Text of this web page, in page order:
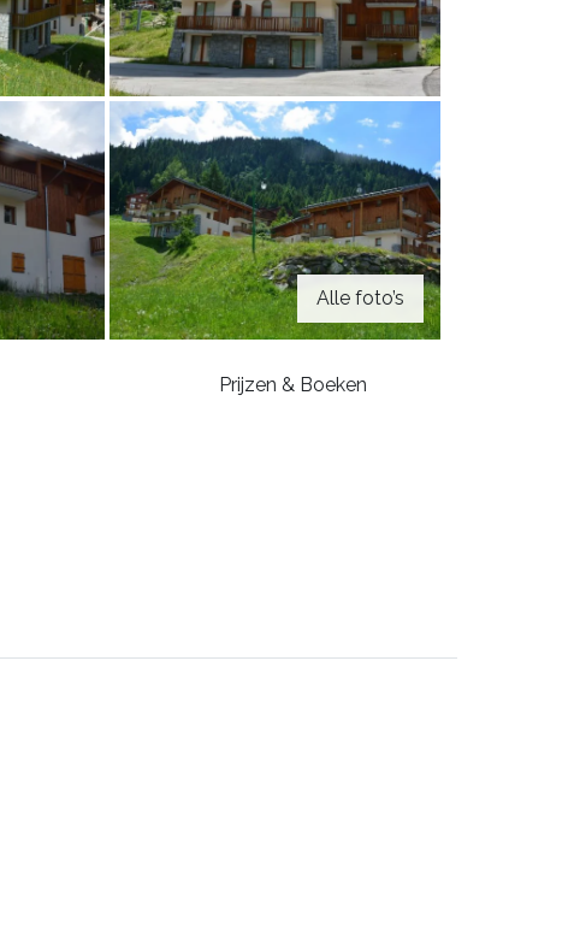
Alle foto’s
Prijzen & Boeken